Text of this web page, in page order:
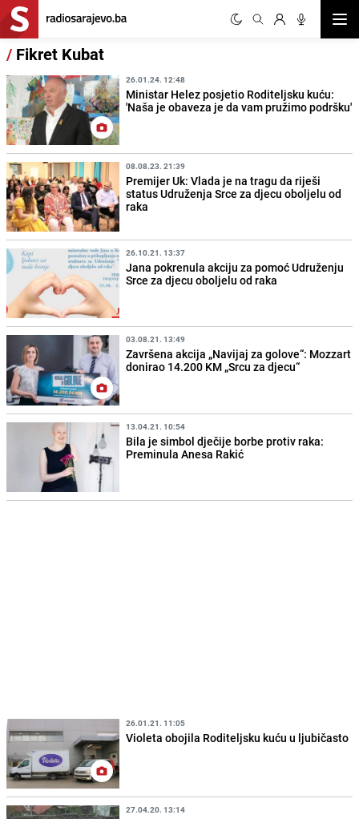
/ Fikret Kubat
26.01.24. 12:48
Ministar Helez posjetio Roditeljsku kuću:
'Naša je obaveza je da vam pružimo podršku'
08.08.23. 21:39
Premijer Uk: Vlada je na tragu da riješi
status Udruženja Srce za djecu oboljelu od
raka
26.10.21. 13:37
Jana pokrenula akciju za pomoć Udruženju
Srce za djecu oboljelu od raka
03.08.21. 13:49
Završena akcija „Navijaj za golove“: Mozzart
donirao 14.200 KM „Srcu za djecu“
13.04.21. 10:54
Bila je simbol dječije borbe protiv raka:
Preminula Anesa Rakić
26.01.21. 11:05
Violeta obojila Roditeljsku kuću u ljubičasto
27.04.20. 13:14